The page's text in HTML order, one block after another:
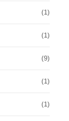
(1)
(1)
(9)
(1)
(1)